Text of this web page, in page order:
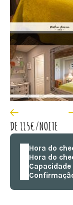
DE 115€/NOITE
Hora do
Hora do